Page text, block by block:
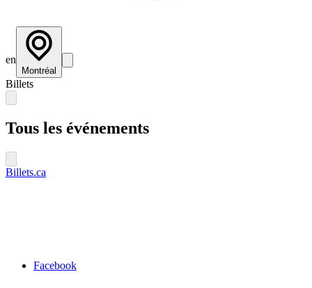
en
Montréal
Billets
Tous les événements
Billets.ca
Facebook